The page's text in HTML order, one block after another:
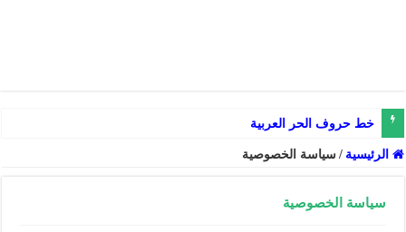
خط حروف الحر العربية
الرئيسية / سياسة الخصوصية
سياسة الخصوصية